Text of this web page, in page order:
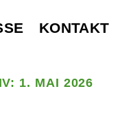
KONTAKT
1. MAI 2026